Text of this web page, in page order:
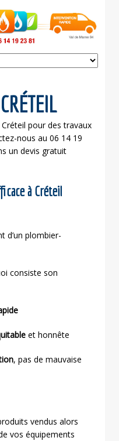
pour des travaux
nous au 06 14 19
un devis gratuit
à Créteil
d’un plombier-
consiste son
et honnête
, pas de mauvaise
vendus alors
vos équipements